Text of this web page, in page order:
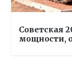
Советская
мощности,